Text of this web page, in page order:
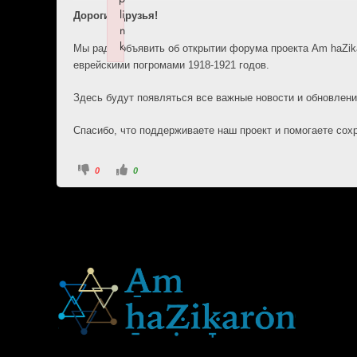
Дорогие друзья!
Мы рады объявить об открытии форума проекта Am
еврейскими погромами 1918-1921 годов.
Здесь будут появляться все важные новости и
Спасибо, что поддерживаете наш проект и помогаете
0 0
li
n
k
Failed to initialize plugin: wplink